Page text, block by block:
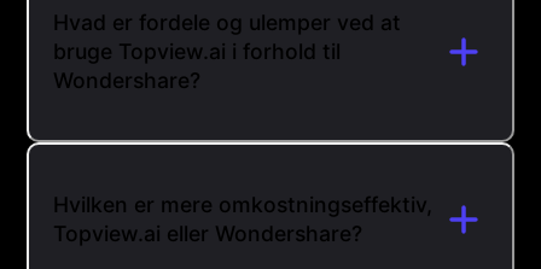
Hvad er fordele og ulemper ved at
bruge Topview.ai i forhold til
Wondershare?
Hvilken er mere omkostningseffektiv,
Topview.ai eller Wondershare?